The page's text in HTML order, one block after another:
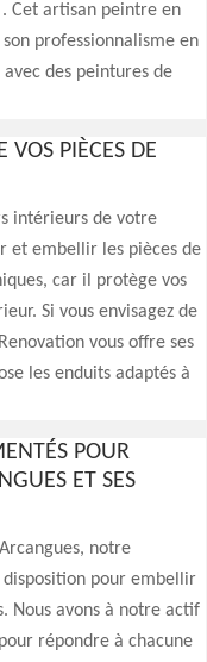
Cet artisan peintre en
professionnalisme en
des peintures de
VOS PIÈCES DE
intérieurs de votre
et embellir les pièces de
car il protège vos
Si vous envisagez de
vous offre ses
les enduits adaptés à
POUR
ET SES
notre
pour embellir
Nous avons à notre actif
répondre à chacune